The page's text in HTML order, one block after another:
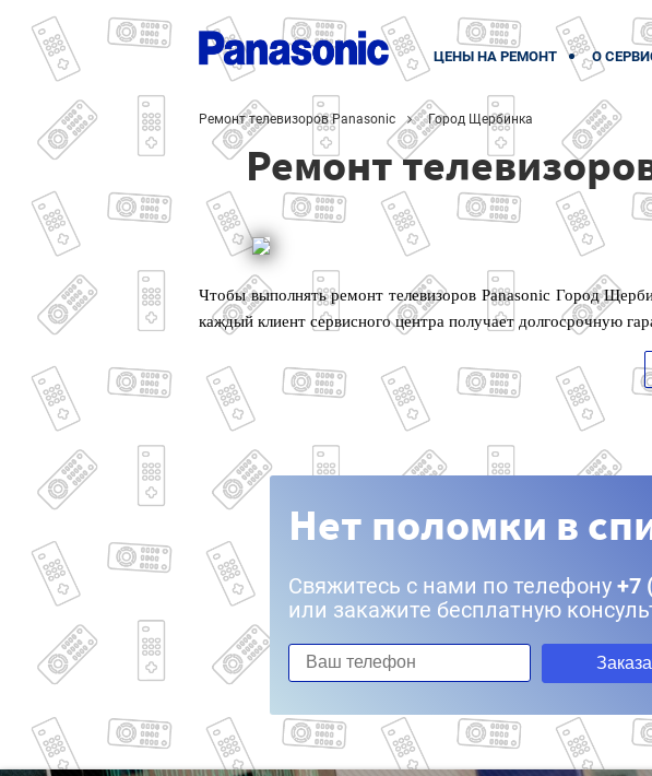
ЦЕНЫ НА РЕМОНТ О
Ремонт телевизоров Panasonic Город Щербинка
Ремонт
Чтобы выполнять ремонт телевизоров Panasonic Город
каждый клиент сервисного центра получает долгосрочную
Нет поломки в
Свяжитесь с нами по телефону +7
или закажите бесплатную